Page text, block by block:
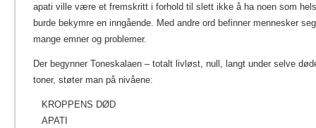
apati ville være et fremskritt i forhold til slett ikke å ha noen som
burde bekymre en inngående. Med andre ord befinner mennesker
mange emner og problemer.
Der begynner Toneskalaen – totalt livløst, null, langt under selve
toner, støter man på nivåene:
KROPPENS DØD
APATI